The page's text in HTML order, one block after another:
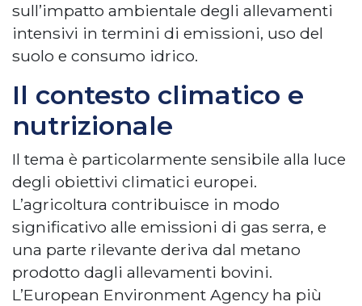
sull’impatto ambientale degli allevamenti
intensivi in termini di emissioni, uso del
suolo e consumo idrico.
Il contesto climatico e
nutrizionale
Il tema è particolarmente sensibile alla luce
degli obiettivi climatici europei.
L’agricoltura contribuisce in modo
significativo alle emissioni di gas serra, e
una parte rilevante deriva dal metano
prodotto dagli allevamenti bovini.
L’European Environment Agency ha più